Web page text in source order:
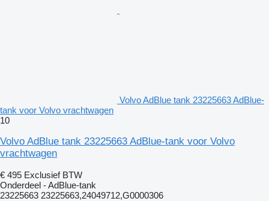
Volvo AdBlue tank 23225663 AdBlue-
tank voor Volvo vrachtwagen
10
Volvo AdBlue tank 23225663 AdBlue-tank voor Volvo
vrachtwagen
€ 495 Exclusief BTW
Onderdeel - AdBlue-tank
23225663 23225663,24049712,G0000306